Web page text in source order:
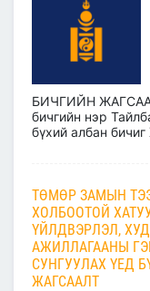
БИЧГИЙН
бичгийн нэр
бүхий албан
ТӨМӨР ЗАМЫН
ХОЛБООТОЙ
ҮЙЛДВЭРЛЭЛ,
АЖИЛЛАГААНЫ
СУНГУУЛАХ ҮЕД
ЖАГСААЛТ